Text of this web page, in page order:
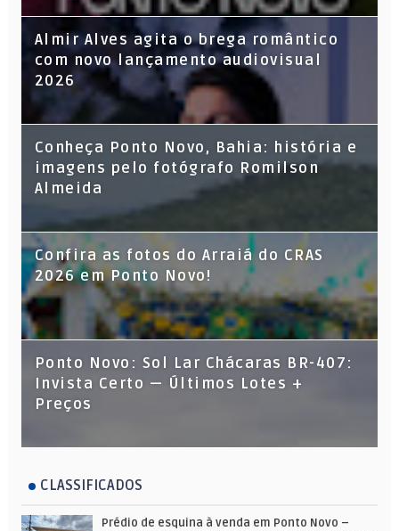
Almir Alves agita o brega romântico
com novo lançamento audiovisual
2026
Conheça Ponto Novo, Bahia: história e
imagens pelo fotógrafo Romilson
Almeida
Confira as fotos do Arraiá do CRAS
2026 em Ponto Novo!
Ponto Novo: Sol Lar Chácaras BR-407:
Invista Certo — Últimos Lotes +
Preços
CLASSIFICADOS
Prédio de esquina à venda em Ponto Novo –